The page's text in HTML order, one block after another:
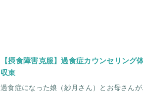
【摂食障害克服】過食症カウンセリン
収束
過食症になった娘（紗月さん）とお母さん